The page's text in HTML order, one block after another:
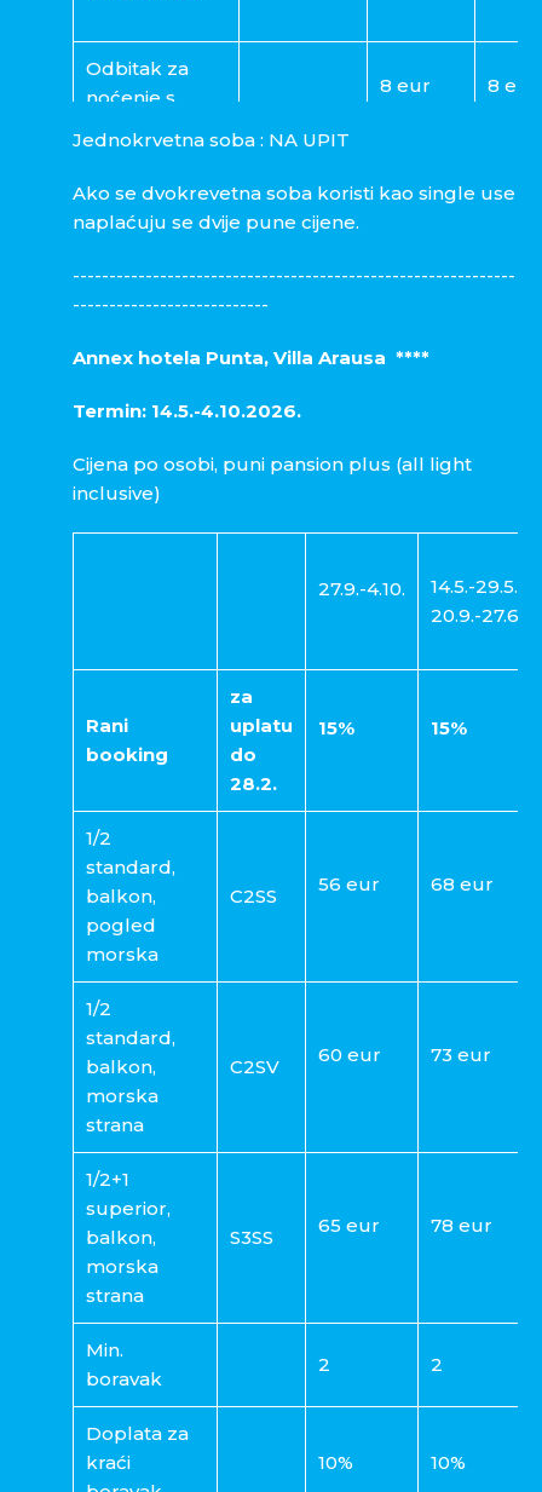
Odbitak za
noćenje s
8 eur 8 eur
Minimalan
boravak
2 2
Jednokrvetna soba : NA UPIT
Ako se dvokrevetna soba koristi kao single use
naplaćuju se dvije pune cijene.
-------------------------------------------------------------
---------------------------
Annex hotela Punta, Villa Arausa ****
Termin: 14.5.-4.10.2026.
Cijena po osobi, puni pansion plus (all light
inclusive)
27.9.-4.10.
14.5.-29.5.
20.9.-27.6.
Rani
booking
za
uplatu
do
28.2.
15% 15%
1/2
standard,
balkon,
pogled
morska
C2SS
56 eur 68 eur
1/2
standard,
balkon,
morska
strana
C2SV
60 eur 73 eur
1/2+1
superior,
balkon,
morska
strana
S3SS
65 eur 78 eur
Min.
boravak
2 2
Doplata za
kraći
10% 10%